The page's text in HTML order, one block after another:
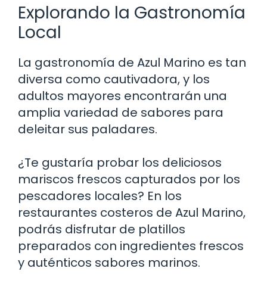
Explorando la Gastronomía
Local
La gastronomía de Azul Marino es tan
diversa como cautivadora, y los
adultos mayores encontrarán una
amplia variedad de sabores para
deleitar sus paladares.
¿Te gustaría probar los deliciosos
mariscos frescos capturados por los
pescadores locales? En los
restaurantes costeros de Azul Marino,
podrás disfrutar de platillos
preparados con ingredientes frescos
y auténticos sabores marinos.